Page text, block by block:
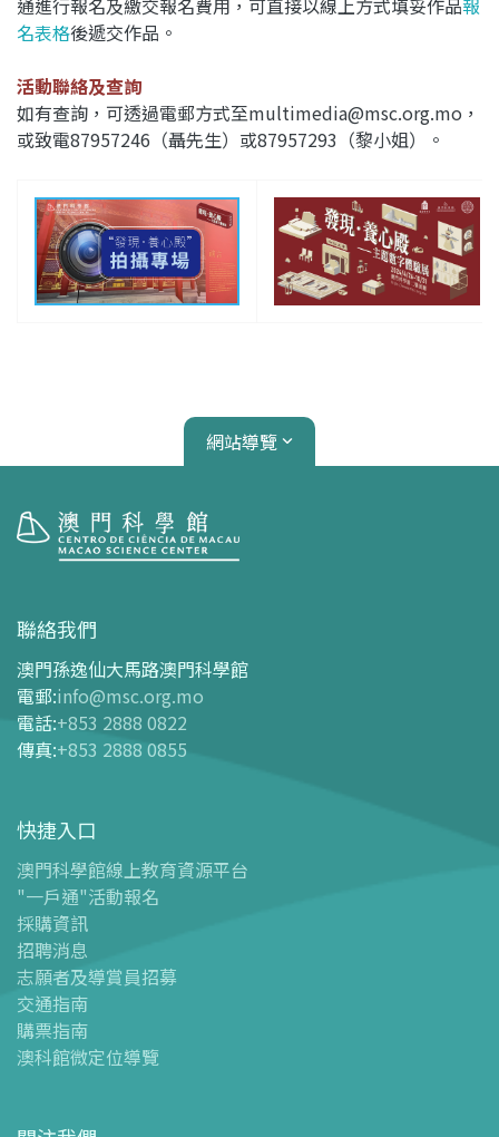
通進行報名及繳交報名費用， 可直接以線上方式填妥作品報
名表格後遞交作品。
活動聯絡及查詢
如有查詢，可透過電郵方式至multimedia@msc.org.mo，
或致電87957246（聶先生）或87957293（黎小姐）。
網站導覽
開放時間
交通指南
購票指南
- 網上購票
- 門票及優惠表
導覽圖
- 導覽圖
- 澳科館微定位導覽
場館設施
- 科學館兒童世界
- 展覽中心
- 天文館
- 會議中心
數字化製造實驗室 (FABLAB)
聯絡我們
澳門孫逸仙大馬路澳門科學館
電郵:info@msc.org.mo
電話:+853 2888 0822
傳真:+853 2888 0855
快捷入口
澳門科學館線上教育資源平台
"一戶通"活動報名
採購資訊
招聘消息
志願者及導賞員招募
交通指南
購票指南
澳科館微定位導覽